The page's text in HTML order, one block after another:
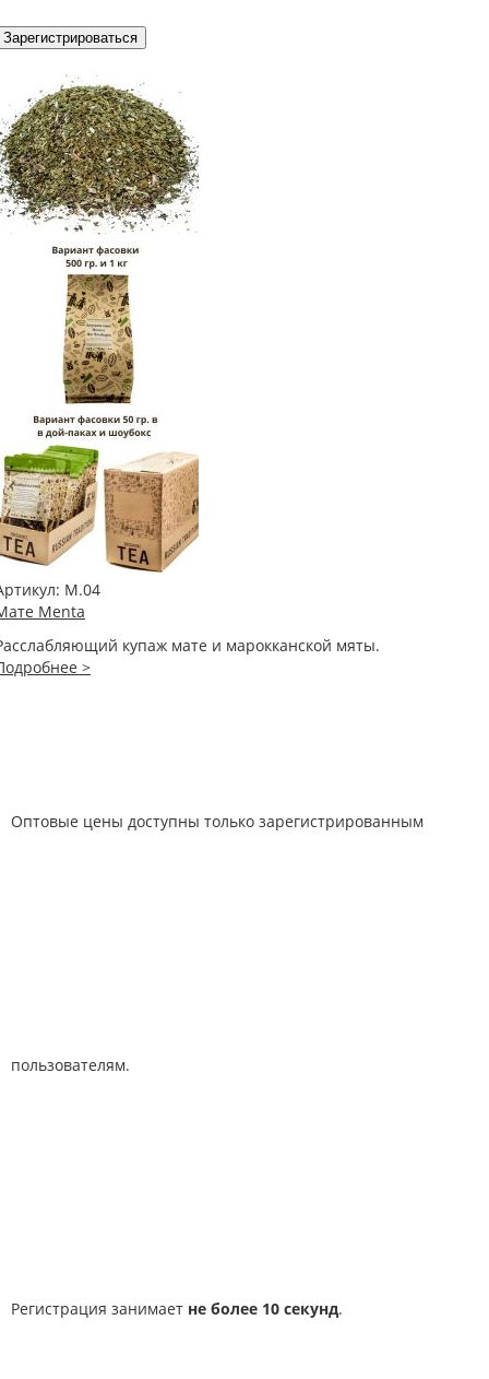
Зарегистрироваться
М.04
Menta
купаж мате и марокканской мяты.
>
Оптовые цены доступны только зарегистрированным
пользователям.
Регистрация занимает не более 10 секунд.